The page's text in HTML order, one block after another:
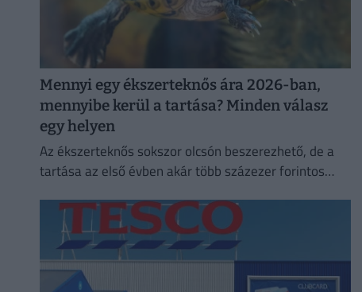
Mennyi egy ékszerteknős ára 2026-ban,
mennyibe kerül a tartása? Minden válasz
egy helyen
Az ékszerteknős sokszor olcsón beszerezhető, de a
tartása az első évben akár több százezer forintos
teknőstartás költsége!